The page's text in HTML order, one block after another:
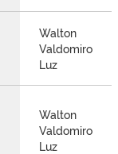
Walton
Valdomiro
Luz
Walton
Valdomiro
Luz